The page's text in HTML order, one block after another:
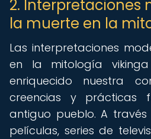
2. Interpretaciones
la muerte en la
Las interpretaciones
en la mitología
enriquecido nuestra
creencias y prácticas
antiguo pueblo. A
películas, series de